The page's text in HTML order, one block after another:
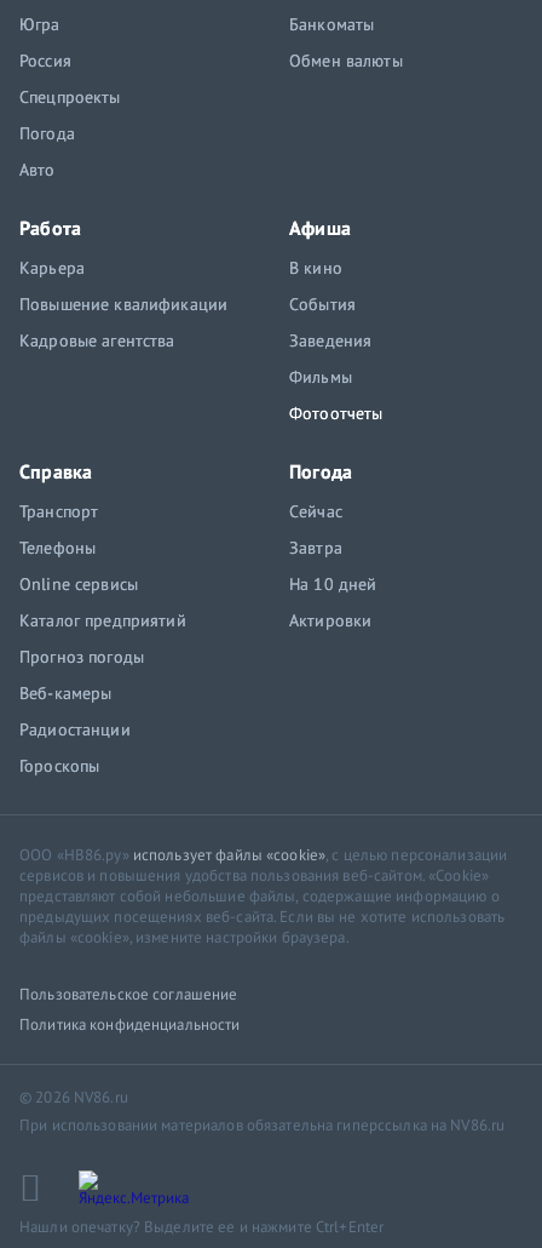
Югра
Россия
Спецпроекты
Погода
Авто
Банкоматы
Обмен валюты
Работа
Карьера
Повышение квалификации
Кадровые агентства
Афиша
В кино
События
Заведения
Фильмы
Фотоотчеты
Справка
Транспорт
Телефоны
Online сервисы
Каталог предприятий
Прогноз погоды
Веб-камеры
Радиостанции
Гороскопы
Погода
Сейчас
Завтра
На 10 дней
Актировки
ООО «НВ86.ру» использует файлы «cookie», с целью персонализации
сервисов и повышения удобства пользования веб-сайтом. «Cookie»
представляют собой небольшие файлы, содержащие информацию о
предыдущих посещениях веб-сайта. Если вы не хотите использовать
файлы «cookie», измените настройки браузера.
Пользовательское соглашение
Политика конфиденциальности
© 2026 NV86.ru
При использовании материалов обязательна гиперссылка на NV86.ru
Нашли опечатку? Выделите ее и нажмите Ctrl+Enter